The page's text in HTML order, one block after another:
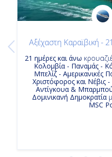
Κρουαζιερες Δομινικανη
Κρουαζιερα Δομινικανη
Κρουαζιερες Αγιος
Κρουαζιερες Σαν Χουαν
Κρουαζιερα Αγιος
Κρουαζιερες Μαϊαμι
Αξέχαστη Καραϊβική -
21 ημέρες και άνω
Κολομβία - Παναμάς -
Μπελίζ - Αμερικανικές
Χριστόφορος και Νέβις
Αντίγκουα &
Δομινικανή Δημοκρατία
MSC